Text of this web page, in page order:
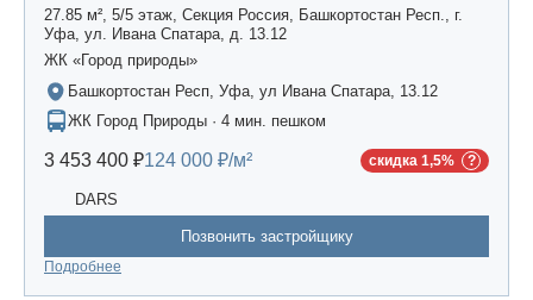
27.85 м², 5/5 этаж, Секция Россия, Башкортостан Респ., г.
Уфа, ул. Ивана Спатара, д. 13.12
ЖК «Город природы»
Башкортостан Респ, Уфа, ул Ивана Спатара, 13.12
ЖК Город Природы · 4 мин. пешком
3 453 400 ₽124 000 ₽/м² скидка 1,5%
DARS
Позвонить застройщику
Подробнее